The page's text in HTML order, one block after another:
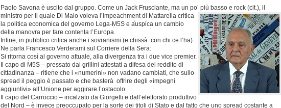
Paolo Savona è uscito dal gruppo. Come un Jack Frusciante, ma un po’ più basso e rock (cit.), il
ministro per il quale Di Maio voleva l’impeachment di Mattarella critica
la politica economica del governo Lega-M5S e auspica un cambio
della manovra per fare contenta l’Europa.
Infine, in pubblico critica anche i sovranismi (e chissà con chi ce l’ha).
Ne parla Francesco Verderami sul Corriere della Sera:
Si ritorna così al governo attuale, alla divergenza tra i due vice premier.
Il capo di M5S – pressato dai grillini attestati a difesa del reddito di
cittadinanza – ritiene che i «numerini» non vadano cambiati, che sullo
spread il peggio è passato e che basterà offrire degli «impegni
aggiuntivi» all’Unione per aggirare l’ostacolo.
Il capo del Carroccio – incalzato da Giorgetti e dall’elettorato produttivo
del Nord – è invece preoccupato per la sorte dei titoli di Stato e dal fatto che uno spread costante a